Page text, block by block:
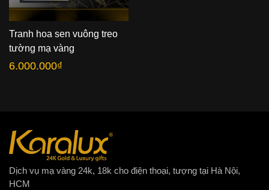
Tranh hoa sen vuông treo
tường mạ vàng
6.000.000₫
Dịch vụ mạ vàng 24k, 18k cho điện thoại, tượng tại Hà Nội,
HCM